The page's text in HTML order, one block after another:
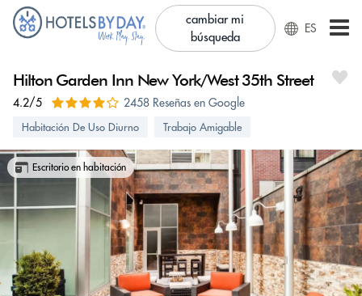
cambiar mi
búsqueda
ES
Hilton Garden Inn New York/West 35th Street
4.2/5 2458 Reseñas en Google
Habitación De Uso Diurno Trabajo Amigable
Escritorio en habitación